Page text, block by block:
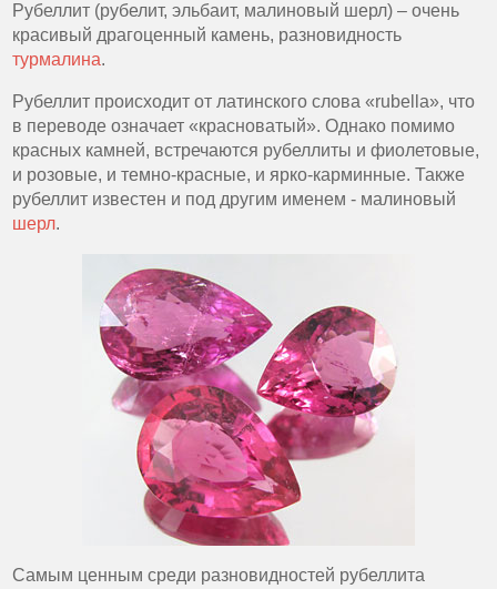
Рубеллит (рубелит, эльбаит, малиновый шерл) – очень
красивый драгоценный камень, разновидность
турмалина.
Рубеллит происходит от латинского слова «rubella», что
в переводе означает «красноватый». Однако помимо
красных камней, встречаются рубеллиты и фиолетовые,
и розовые, и темно-красные, и ярко-карминные. Также
рубеллит известен и под другим именем - малиновый
шерл.
Самым ценным среди разновидностей рубеллита